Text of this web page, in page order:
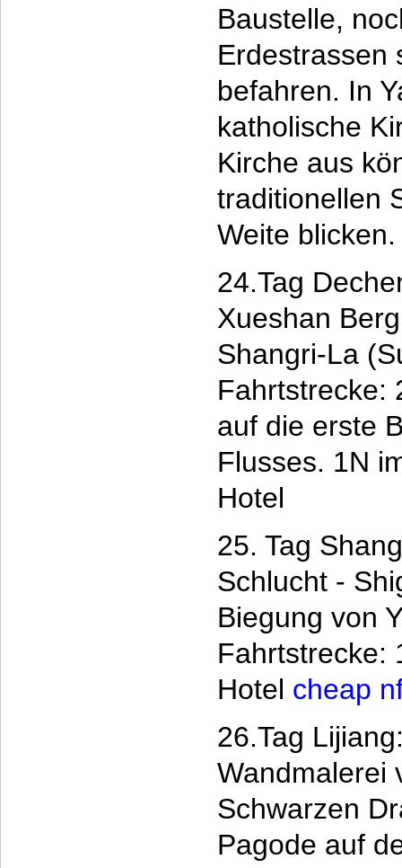
Baustelle,
Erdestrassen
befahren. In
katholische
Kirche aus
traditionellen
Weite
24.Tag
Xueshan
Shangri-La
Fahrtstrecke:
auf die erste
Flusses. 1N
Hotel
25. Tag
Schlucht -
Biegung von
Fahrtstrecke:
Hotel cheap
26.Tag
Wandmalerei
Schwarzen
Pagode auf